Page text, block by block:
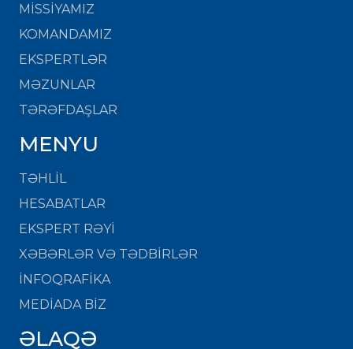
MISSIYAMIZ
KOMANDAMIZ
EKSPERTLƏR
MƏZUNLAR
TƏRƏFDAŞLAR
MENYU
TƏHLİL
HESABATLAR
EKSPERT RƏYİ
XƏBƏRLƏR VƏ TƏDBİRLƏR
İNFOQRAFİKA
MEDİADA BİZ
ƏLAQƏ